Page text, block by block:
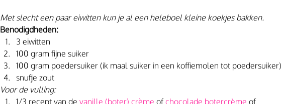
Met slecht een paar eiwitten kun je al een heleboel kleine koekjes bakken.
Benodigdheden:
3 eiwitten
100 gram fijne suiker
100 gram poedersuiker (ik maal suiker in een koffiemolen tot poedersuiker)
snufje zout
Voor de vulling:
1/3 recept van de vanille (boter) crème of chocolade botercrème of